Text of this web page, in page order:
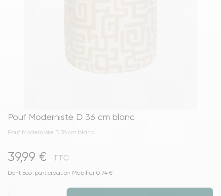
Pouf Moderniste D 36 cm blanc
Pouf Moderniste D 36 cm blanc
39,99 € TTC
Dont Éco-participation Mobilier 0.74 €